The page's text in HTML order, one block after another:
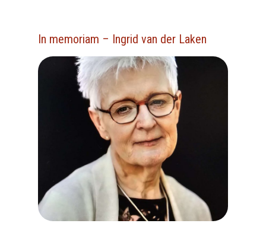
In memoriam – Ingrid van der Laken